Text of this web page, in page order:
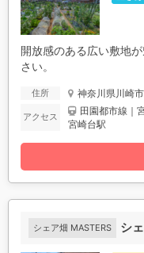
開放感のある広い敷地
さい。
住所 神奈川県川崎
アクセス 田園都市線｜
宮崎台駅
シェア畑 MASTERS シ